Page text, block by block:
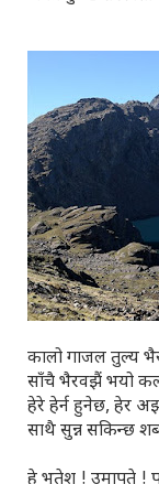
कालो गाजल तुल्य
साँचै भैरवझैं भयो
हेरे हेर्न हुनेछ, हेर
साथै सुन्न सकिन्छ